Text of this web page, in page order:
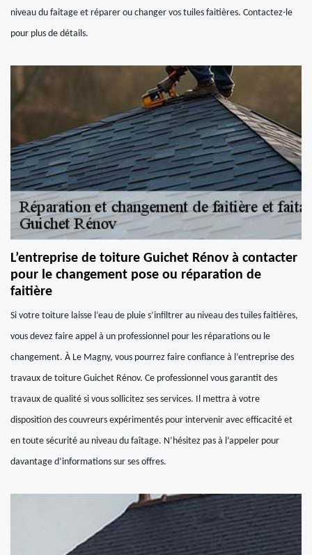
niveau du faitage et réparer ou changer vos tuiles faitières. Contactez-le
pour plus de détails.
L’entreprise de toiture Guichet Rénov à contacter
pour le changement pose ou réparation de
faitière
Si votre toiture laisse l’eau de pluie s’infiltrer au niveau des tuiles faitières,
vous devez faire appel à un professionnel pour les réparations ou le
changement. À Le Magny, vous pourrez faire confiance à l’entreprise des
travaux de toiture Guichet Rénov. Ce professionnel vous garantit des
travaux de qualité si vous sollicitez ses services. Il mettra à votre
disposition des couvreurs expérimentés pour intervenir avec efficacité et
en toute sécurité au niveau du faîtage. N’hésitez pas à l’appeler pour
davantage d’informations sur ses offres.